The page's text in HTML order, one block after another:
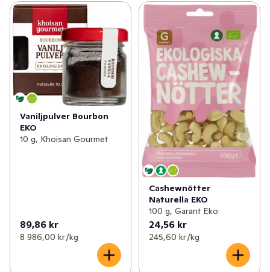
Vaniljpulver Bourbon
EKO
10 g, Khoisan Gourmet
89,86 kr
8 986,00 kr /kg
Cashewnötter
Naturella EKO
100 g, Garant Eko
24,56 kr
245,60 kr /kg